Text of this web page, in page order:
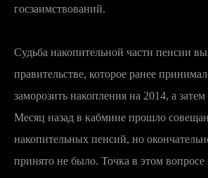
госзаимствований.
Судьба накопительной части пенсии
правительстве, которое ранее
заморозить накопления на 2014, а
Месяц назад в кабмине прошло
накопительных пенсий, но
принято не было. Точка в этом